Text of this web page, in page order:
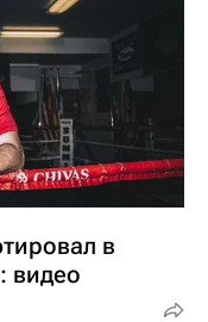
в
видео